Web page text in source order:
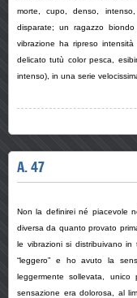
morte, cupo, denso,
disparate; un ragazzo
vibrazione ha ripreso
delicato tutù color pesca,
intenso), in una serie
A. 47
Non la definirei né piacevole
diversa da quanto provato
le vibrazioni si distribuivano
“leggero” e ho avuto la
leggermente sollevata,
sensazione era dolorosa, al